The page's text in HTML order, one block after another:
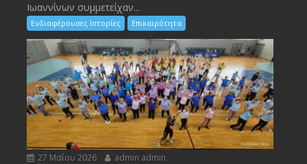
Ιωαννίνων συμμετείχαν...
Ενδιαφέρουσες Ιστορίες Επικαιρότητα
27 Μαΐου 2026 admin admin